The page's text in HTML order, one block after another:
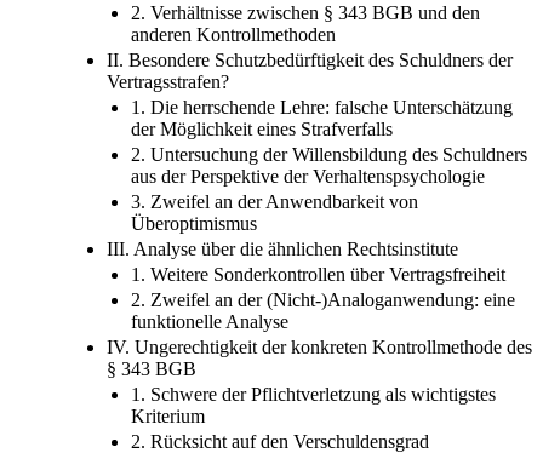
2. Verhältnisse zwischen § 343 BGB und den
anderen Kontrollmethoden
II. Besondere Schutzbedürftigkeit des Schuldners der
Vertragsstrafen?
1. Die herrschende Lehre: falsche Unterschätzung
der Möglichkeit eines Strafverfalls
2. Untersuchung der Willensbildung des Schuldners
aus der Perspektive der Verhaltenspsychologie
3. Zweifel an der Anwendbarkeit von
Überoptimismus
III. Analyse über die ähnlichen Rechtsinstitute
1. Weitere Sonderkontrollen über Vertragsfreiheit
2. Zweifel an der (Nicht-)Analoganwendung: eine
funktionelle Analyse
IV. Ungerechtigkeit der konkreten Kontrollmethode des
§ 343 BGB
1. Schwere der Pflichtverletzung als wichtigstes
Kriterium
2. Rücksicht auf den Verschuldensgrad